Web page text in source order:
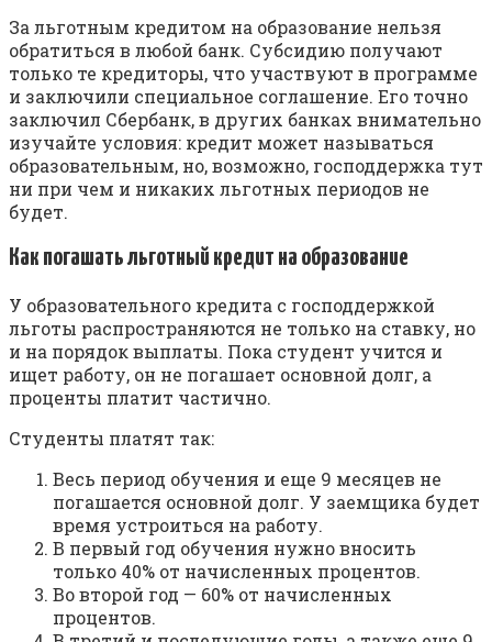
За льготным кредитом на образование нельзя
обратиться в любой банк. Субсидию получают
только те кредиторы, что участвуют в программе
и заключили специальное соглашение. Его точно
заключил Сбербанк, в других банках внимательно
изучайте условия: кредит может называться
образовательным, но, возможно, господдержка тут
ни при чем и никаких льготных периодов не
будет.
Как погашать льготный кредит на образование
У образовательного кредита с господдержкой
льготы распространяются не только на ставку, но
и на порядок выплаты. Пока студент учится и
ищет работу, он не погашает основной долг, а
проценты платит частично.
Студенты платят так:
Весь период обучения и еще 9 месяцев не
погашается основной долг. У заемщика будет
время устроиться на работу.
В первый год обучения нужно вносить
только 40% от начисленных процентов.
Во второй год — 60% от начисленных
процентов.